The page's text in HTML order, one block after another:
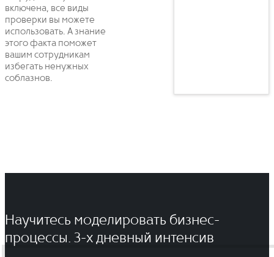
включена, все виды
проверки вы можете
использовать. А знание
этого факта поможет
вашим сотрудникам
избегать ненужных
соблазнов.
Научитесь моделировать бизнес-
процессы. 3-x дневный интенсив